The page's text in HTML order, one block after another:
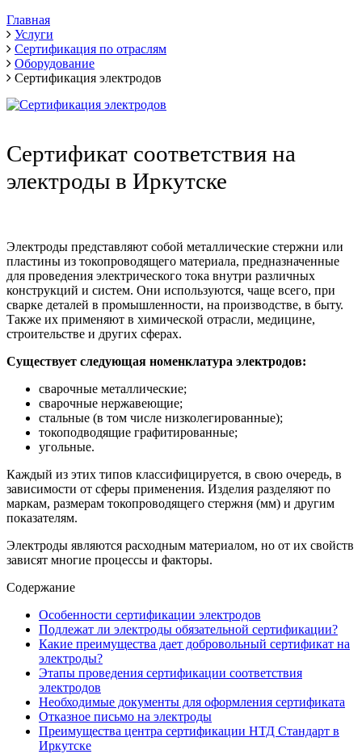
Главная
Услуги
Сертификация по отраслям
Оборудование
Сертификация электродов
Сертификат соответствия на
электроды в Иркутске
Электроды представляют собой металлические стержни или
пластины из токопроводящего материала, предназначенные
для проведения электрического тока внутри различных
конструкций и систем. Они используются, чаще всего, при
сварке деталей в промышленности, на производстве, в быту.
Также их применяют в химической отрасли, медицине,
строительстве и других сферах.
Существует следующая номенклатура электродов:
сварочные металлические;
сварочные нержавеющие;
стальные (в том числе низколегированные);
токоподводящие графитированные;
угольные.
Каждый из этих типов классифицируется, в свою очередь, в
зависимости от сферы применения. Изделия разделяют по
маркам, размерам токопроводящего стержня (мм) и другим
показателям.
Электроды являются расходным материалом, но от их свойств
зависят многие процессы и факторы.
Содержание
Особенности сертификации электродов
Подлежат ли электроды обязательной сертификации?
Какие преимущества дает добровольный сертификат на
электроды?
Этапы проведения сертификации соответствия
электродов
Необходимые документы для оформления сертификата
Отказное письмо на электроды
Преимущества центра сертификации НТД Стандарт в
Иркутске